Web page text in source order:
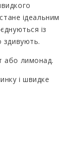
ідеальним
із
здивують.
або лимонад.
і швидке